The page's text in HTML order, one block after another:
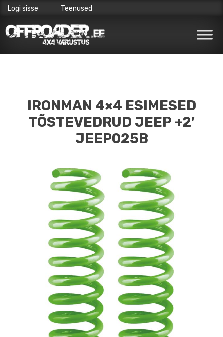
to
Logi sisse Teenused
IRONMAN 4×4 ESIMESED
TÕSTEVEDRUD JEEP +2′
JEEP025B